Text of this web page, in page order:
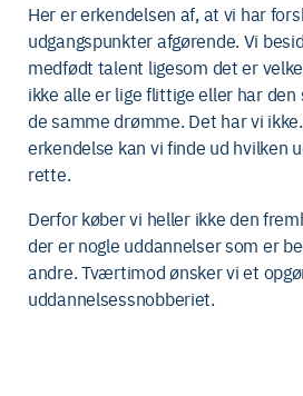
Her er erkendelsen af, at vi har
udgangspunkter afgørende. Vi
medfødt talent ligesom det er
ikke alle er lige flittige eller har
de samme drømme. Det har vi
erkendelse kan vi finde ud hvilken
rette.
Derfor køber vi heller ikke den
der er nogle uddannelser som er
andre. Tværtimod ønsker vi et
uddannelsessnobberiet.